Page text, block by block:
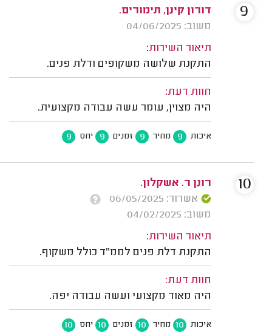
דורון קינן, תימורים.
משוב: 04/06/2025
תיאור השירות:
התקנת שלושה משקופים ודלת פנים.
חוות דעת:
היה מצוין, עומר עשה עבודה מקצועית.
איכות 9 מחיר 9 זמנים 9 יחס 9
9
רונן ר. אשקלון.
אשרור: 06/05/2025
משוב: 04/02/2025
תיאור השירות:
התקנת דלת פנים לממ"ד כולל משקוף.
חוות דעת:
היה מאוד מקצועי ועשה עבודה יפה.
איכות 10 מחיר 10 זמנים 10 יחס 10
10